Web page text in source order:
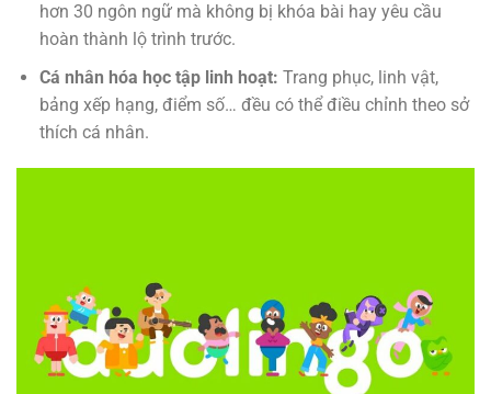
hơn 30 ngôn ngữ mà không bị khóa bài hay yêu cầu
hoàn thành lộ trình trước.
Cá nhân hóa học tập linh hoạt: Trang phục, linh vật,
bảng xếp hạng, điểm số… đều có thể điều chỉnh theo sở
thích cá nhân.